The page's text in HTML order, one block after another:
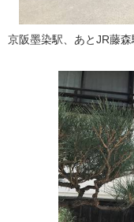
京阪墨染駅、あとJR藤森